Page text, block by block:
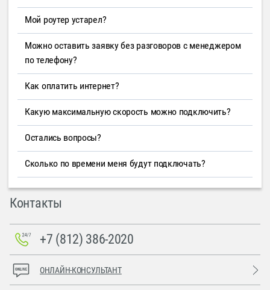
Мой роутер устарел?
Можно оставить заявку без разговоров с менеджером
по телефону?
Как оплатить интернет?
Какую максимальную скорость можно подключить?
Остались вопросы?
Сколько по времени меня будут подключать?
Контакты
+7 (812) 386-2020
ОНЛАЙН-КОНСУЛЬТАНТ